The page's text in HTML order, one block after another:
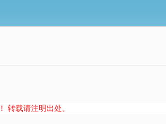
转载请注明出处。